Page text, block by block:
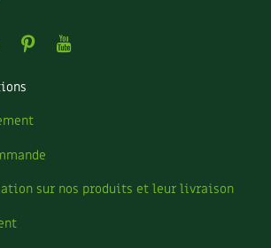
Linkedin
PinterestYoutube
sur nos produits et leur livraison